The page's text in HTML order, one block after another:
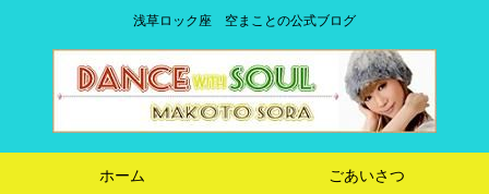
浅草ロック座 空まことの公式ブログ
ホーム
ごあいさつ